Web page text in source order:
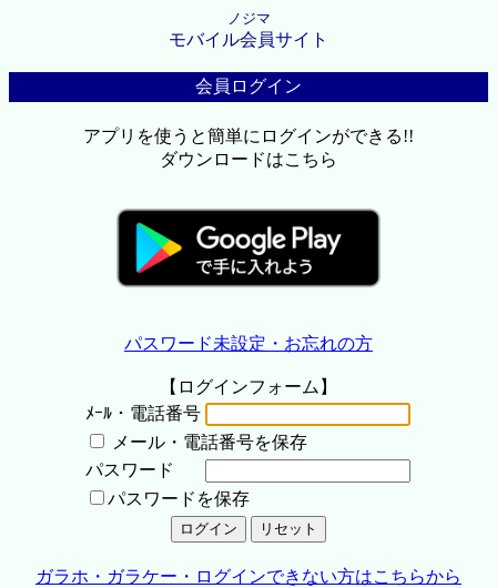
ノジマ
モバイル会員サイト
会員ログイン
アプリを使うと簡単にログインができる!!
ダウンロードはこちら
パスワード未設定・お忘れの方
【ログインフォーム】
ﾒｰﾙ・電話番号
メール・電話番号を保存
パスワード
パスワードを保存
ガラホ・ガラケー・ログインできない方はこちらから